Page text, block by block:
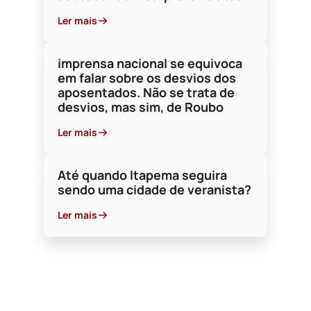
Ler mais
imprensa nacional se equivoca
em falar sobre os desvios dos
aposentados. Não se trata de
desvios, mas sim, de Roubo
Ler mais
Até quando Itapema seguira
sendo uma cidade de veranista?
Ler mais